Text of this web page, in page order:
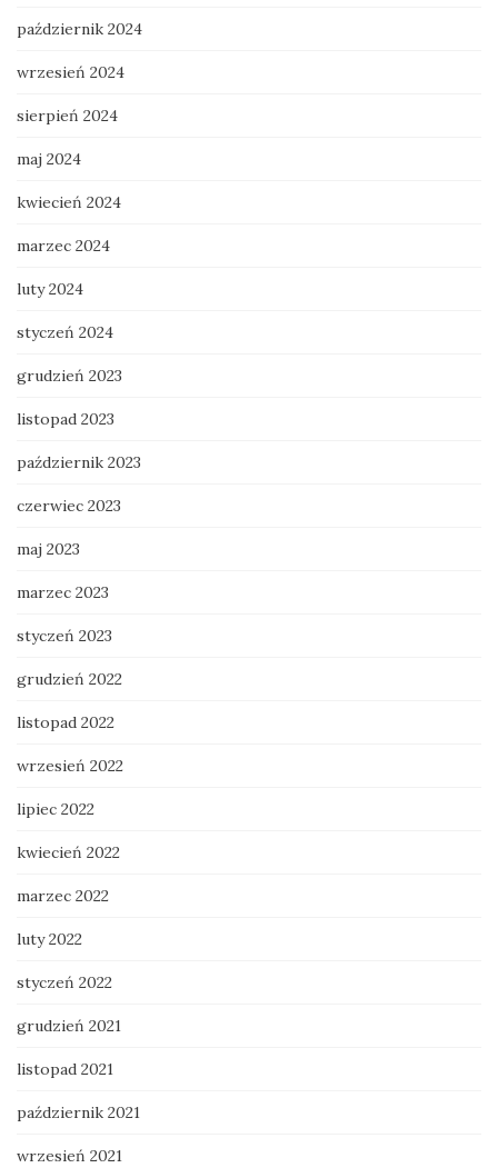
październik 2024
wrzesień 2024
sierpień 2024
maj 2024
kwiecień 2024
marzec 2024
luty 2024
styczeń 2024
grudzień 2023
listopad 2023
październik 2023
czerwiec 2023
maj 2023
marzec 2023
styczeń 2023
grudzień 2022
listopad 2022
wrzesień 2022
lipiec 2022
kwiecień 2022
marzec 2022
luty 2022
styczeń 2022
grudzień 2021
listopad 2021
październik 2021
wrzesień 2021